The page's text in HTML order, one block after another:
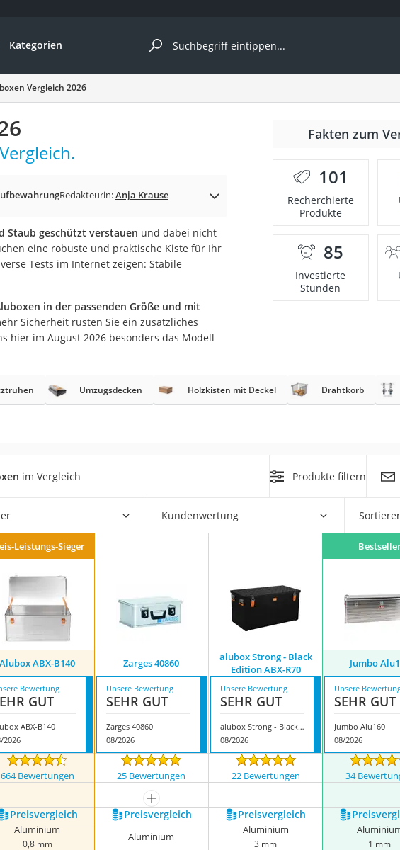
Kategorien
Vergleiche nach Kategorie
Roboter
Saugroboter
Maschine
Vergleich 2026
Redakteurin:Anja Krause
Staub geschützt verstauen und dabei nicht
eine robuste und praktische Kiste für Ihr
Tests im Internet zeigen: Stabile
in der passenden Größe und mit
Sicherheit rüsten Sie ein zusätzliches
hier im August 2026 besonders das Modell
Fakten zum
101
Recherchierte
Produkte
85
Investierte
Stunden
Umzugsdecken Holzkisten mit Deckel Drahtkorb
im Vergleich Produkte filtern
Kundenwertung
Leistungs-Sieger
Alubox ABX-B140 Zarges 40860
alubox Strong - Black
Edition ABX-R70
Jumbo
Bewertung
GUT
ABX-B140
2026
Unsere Bewertung
SEHR GUT
Zarges 40860
08/2026
Unsere Bewertung
SEHR GUT
alubox Strong - Black Edition ABX-R70
08/2026
Unsere
SEHR GUT
Jumbo Alu160
08/2026
664 Bewertungen 25 Bewertungen 22 Bewertungen 34
mehr anzeigen
Preis­vergleich Preis­vergleich Preis­vergleich
Aluminium
0,8 mm
Aluminium
Aluminium
3 mm 1 mm